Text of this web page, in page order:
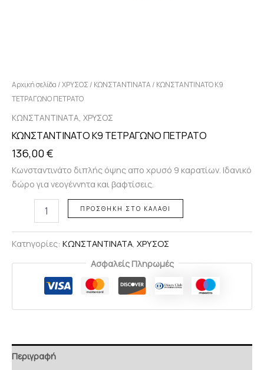
Αρχική σελίδα /ΧΡΥΣΟΣ / ΚΩΝΣΤΑΝΤΙΝΑΤΑ / ΚΩΝΣΤΑΝΤΙΝΑΤΟ Κ9
ΤΕΤΡΑΓΩΝΟ ΠΕΤΡΑΤΟ
ΚΩΝΣΤΑΝΤΙΝΑΤΑ, ΧΡΥΣΟΣ
ΚΩΝΣΤΑΝΤΙΝΑΤΟ Κ9 ΤΕΤΡΑΓΩΝΟ ΠΕΤΡΑΤΟ
136,00€
Κωνσταντινάτο διπλής όψης απο χρυσό 9 καρατίων. Ιδανικό
δώρο για νεογέννητα και βαφτίσεις.
ΠΡΟΣΘΉΚΗ ΣΤΟ ΚΑΛΆΘΙ
Κατηγορίες: ΚΩΝΣΤΑΝΤΙΝΑΤΑ, ΧΡΥΣΟΣ
Ασφαλείς Πληρωμές
Περιγραφή